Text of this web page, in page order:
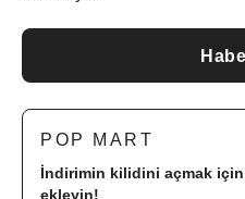
POP MART
İndirimin kilidini açmak
ekleyin!